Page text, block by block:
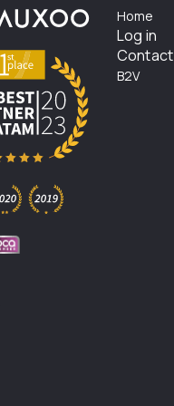
Home
Log in
Contact
B2V